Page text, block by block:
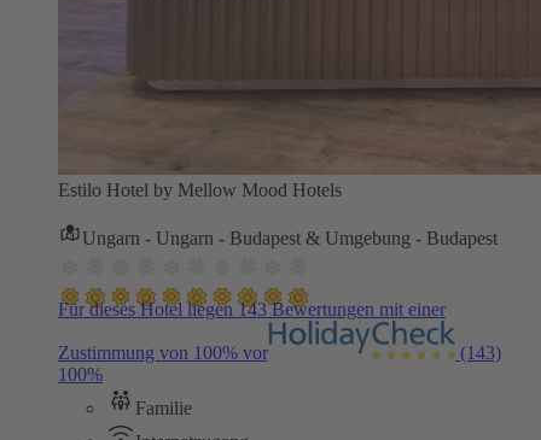
Estilo Hotel by Mellow Mood Hotels
Ungarn - Ungarn - Budapest & Umgebung - Budapest
Für dieses Hotel liegen 143 Bewertungen mit einer
Zustimmung von 100% vor
(143)
100%
Familie